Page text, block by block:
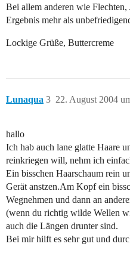
Bei allem anderen wie
Ergebnis mehr als
Lockige Grüße, Buttercreme
Lunaqua 22. August 2004
3
hallo
Ich hab auch lane glatte Haare
reinkriegen will, nehm ich
Ein bisschen Haarschaum rein
Gerät anstzen.Am Kopf ein
Wegnehmen und dann an
(wenn du richtig wilde Wellen
auch die Längen drunter sind.
Bei mir hilft es sehr gut und